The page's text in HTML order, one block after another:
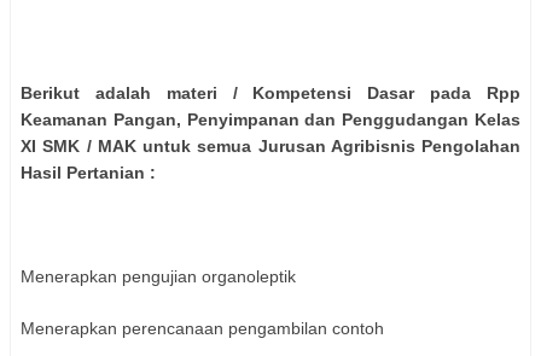
Berikut adalah materi / Kompetensi Dasar pada Rpp
Keamanan Pangan, Penyimpanan dan Penggudangan Kelas
XI SMK / MAK untuk semua Jurusan Agribisnis Pengolahan
Hasil Pertanian :
Menerapkan pengujian organoleptik
Menerapkan perencanaan pengambilan contoh